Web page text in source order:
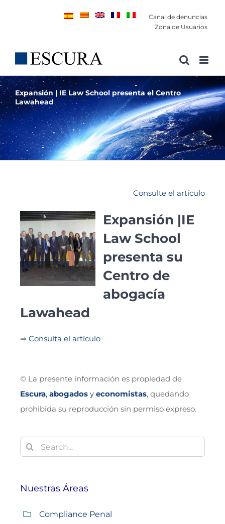
Canal de denuncias
Zona de Usuarios
Expansión | IE Law School presenta el Centro
Lawahead
Consulte el artículo
Expansión |IE
Law School
presenta su
Centro de
abogacía
Lawahead
⇒ Consulta el artículo
© La presente información es propiedad de
Escura, abogadosy economistas, quedando
prohibida su reproducción sin permiso expreso.
Buscar:
Nuestras Áreas
Compliance Penal